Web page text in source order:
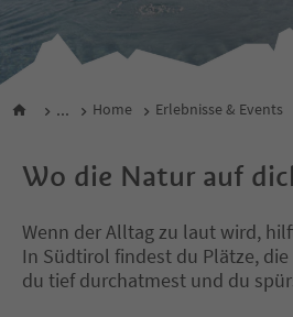
... Home Erlebnisse & Events
Wo die Natur auf
Wenn der Alltag zu laut wird,
In Südtirol findest du Plätze,
du tief durchatmest und du